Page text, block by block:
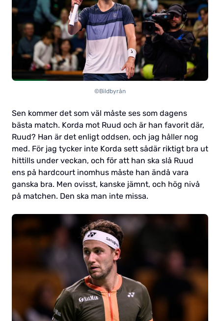
©Bildbyrån
Sen kommer det som väl måste ses som dagens
bästa match. Korda mot Ruud och är han favorit där,
Ruud? Han är det enligt oddsen, och jag håller nog
med. För jag tycker inte Korda sett sådär riktigt bra ut
hittills under veckan, och för att han ska slå Ruud
ens på hardcourt inomhus måste han ändå vara
ganska bra. Men ovisst, kanske jämnt, och hög nivå
på matchen. Den ska man inte missa.